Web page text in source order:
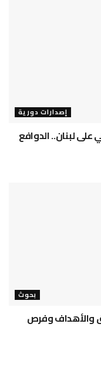
إصدارات دورية
لبنان.. الدوافع
بحوث
والأهداف وفرص